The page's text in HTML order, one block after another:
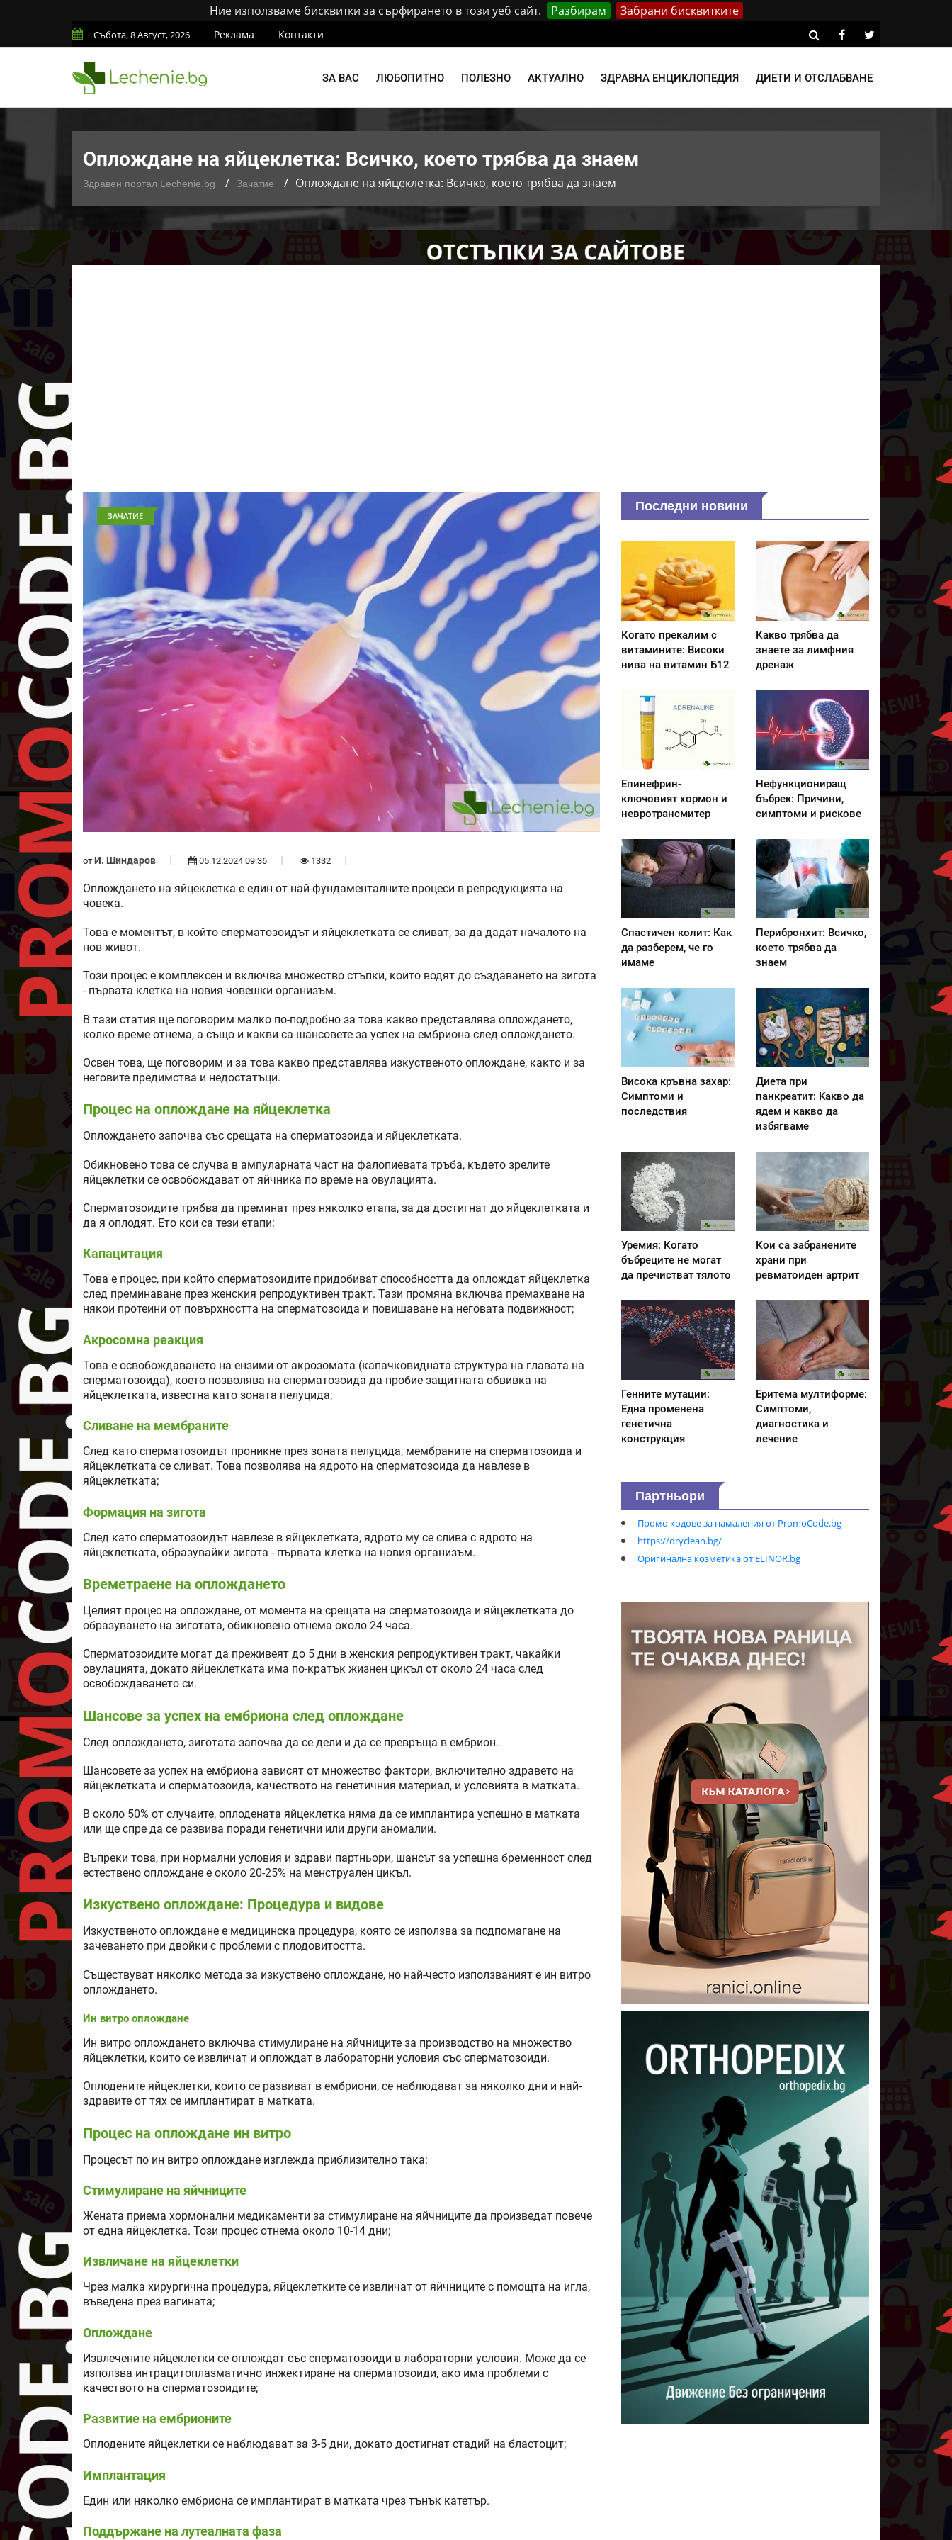
Ние използваме бисквитки за сърфирането в този уеб сайт. Разбирам Забрани бисквитките
Събота, 8 Август, 2026 Реклама Контакти
ЗА ВАС ЛЮБОПИТНО ПОЛЕЗНО АКТУАЛНО ЗДРАВНА ЕНЦИКЛОПЕДИЯ ДИЕТИ И ОТСЛАБВАНЕ
Оплождане на яйцеклетка: Всичко, което трябва да знаем
Здравен портал Lechenie.bg Зачатие Оплождане на яйцеклетка: Всичко, което трябва да знаем
ЗАЧАТИЕ
от И. Шиндаров 05.12.2024 09:36 1332
Оплождането на яйцеклетка е един от най-фундаменталните процеси в репродукцията на
човека.
Това е моментът, в който сперматозоидът и яйцеклетката се сливат, за да дадат началото на
нов живот.
Този процес е комплексен и включва множество стъпки, които водят до създаването на зигота
- първата клетка на новия човешки организъм.
В тази статия ще поговорим малко по-подробно за това какво представлява оплождането,
колко време отнема, а също и какви са шансовете за успех на ембриона след оплождането.
Освен това, ще поговорим и за това какво представлява изкуственото оплождане, както и за
неговите предимства и недостатъци.
Процес на оплождане на яйцеклетка
Оплождането започва със срещата на сперматозоида и яйцеклетката.
Обикновено това се случва в ампуларната част на фалопиевата тръба, където зрелите
яйцеклетки се освобождават от яйчника по време на овулацията.
Сперматозоидите трябва да преминат през няколко етапа, за да достигнат до яйцеклетката и
да я оплодят. Ето кои са тези етапи:
Капацитация
Това е процес, при който сперматозоидите придобиват способността да оплождат яйцеклетка
след преминаване през женския репродуктивен тракт. Тази промяна включва премахване на
някои протеини от повърхността на сперматозоида и повишаване на неговата подвижност;
Акросомна реакция
Това е освобождаването на ензими от акрозомата (капачковидната структура на главата на
сперматозоида), което позволява на сперматозоида да пробие защитната обвивка на
яйцеклетката, известна като зоната пелуцида;
Сливане на мембраните
След като сперматозоидът проникне през зоната пелуцида, мембраните на сперматозоида и
яйцеклетката се сливат. Това позволява на ядрото на сперматозоида да навлезе в
яйцеклетката;
Формация на зигота
След като сперматозоидът навлезе в яйцеклетката, ядрото му се слива с ядрото на
яйцеклетката, образувайки зигота - първата клетка на новия организъм.
Времетраене на оплождането
Целият процес на оплождане, от момента на срещата на сперматозоида и яйцеклетката до
образуването на зиготата, обикновено отнема около 24 часа.
Сперматозоидите могат да преживеят до 5 дни в женския репродуктивен тракт, чакайки
овулацията, докато яйцеклетката има по-кратък жизнен цикъл от около 24 часа след
освобождаването си.
Шансове за успех на ембриона след оплождане
След оплождането, зиготата започва да се дели и да се превръща в ембрион.
Шансовете за успех на ембриона зависят от множество фактори, включително здравето на
яйцеклетката и сперматозоида, качеството на генетичния материал, и условията в матката.
В около 50% от случаите, оплодената яйцеклетка няма да се имплантира успешно в матката
или ще спре да се развива поради генетични или други аномалии.
Въпреки това, при нормални условия и здрави партньори, шансът за успешна бременност след
естествено оплождане е около 20-25% на менструален цикъл.
Изкуствено оплождане: Процедура и видове
Изкуственото оплождане е медицинска процедура, която се използва за подпомагане на
зачеването при двойки с проблеми с плодовитостта.
Съществуват няколко метода за изкуствено оплождане, но най-често използваният е ин витро
оплождането.
Ин витро оплождане
Ин витро оплождането включва стимулиране на яйчниците за производство на множество
яйцеклетки, които се извличат и оплождат в лабораторни условия със сперматозоиди.
Оплодените яйцеклетки, които се развиват в ембриони, се наблюдават за няколко дни и най-
здравите от тях се имплантират в матката.
Процес на оплождане ин витро
Процесът по ин витро оплождане изглежда приблизително така:
Стимулиране на яйчниците
Жената приема хормонални медикаменти за стимулиране на яйчниците да произведат повече
от една яйцеклетка. Този процес отнема около 10-14 дни;
Извличане на яйцеклетки
Чрез малка хирургична процедура, яйцеклетките се извличат от яйчниците с помощта на игла,
въведена през вагината;
Оплождане
Извлечените яйцеклетки се оплождат със сперматозоиди в лабораторни условия. Може да се
използва интрацитоплазматично инжектиране на сперматозоиди, ако има проблеми с
качеството на сперматозоидите;
Развитие на ембрионите
Оплодените яйцеклетки се наблюдават за 3-5 дни, докато достигнат стадий на бластоцит;
Имплантация
Един или няколко ембриона се имплантират в матката чрез тънък катетър.
Поддържане на лутеалната фаза
Последни новини
Когато прекалим с
витамините: Високи
нива на витамин Б12
Какво трябва да
знаете за лимфния
дренаж
Епинефрин-
ключовият хормон и
невротрансмитер
Нефункциониращ
бъбрек: Причини,
симптоми и рискове
Спастичен колит: Как
да разберем, че го
имаме
Перибронхит: Всичко,
което трябва да
знаем
Висока кръвна захар:
Симптоми и
последствия
Диета при
панкреатит: Kакво да
ядем и какво да
избягваме
Уремия: Когато
бъбреците не могат
да пречистват тялото
Кои са забранените
храни при
ревматоиден артрит
Генните мутации:
Една променена
генетична
конструкция
Еритема мултиформе:
Симптоми,
диагностика и
лечение
Партньори
Промо кодове за намаления от PromoCode.bg
https://dryclean.bg/
Оригинална козметика от ELINOR.bg